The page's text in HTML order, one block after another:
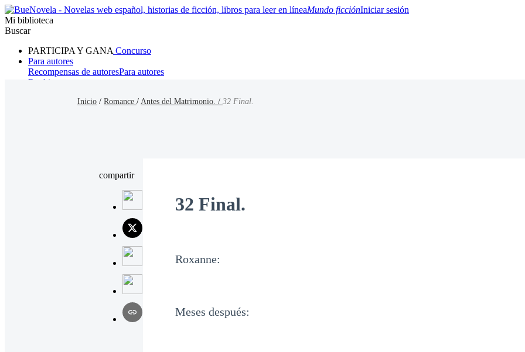
Mundo ficciónIniciar sesión
Mi biblioteca
Buscar
PARTICIPA Y GANA Concurso
Para autores
Recompensas de autoresPara autores
Ranking
Inicio / Romance / Antes del Matrimonio. / 32 Final.
compartir
32 Final.
Roxanne:
Meses después: